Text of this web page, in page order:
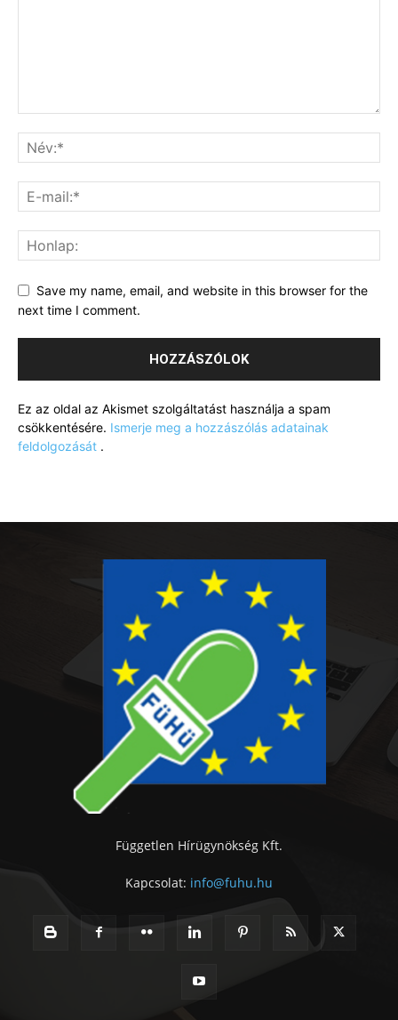
Save my name, email, and website in this browser for the
next time I comment.
Ez az oldal az Akismet szolgáltatást használja a spam
csökkentésére. Ismerje meg a hozzászólás adatainak
feldolgozását .
Független Hírügynökség Kft.
Kapcsolat: info@fuhu.hu